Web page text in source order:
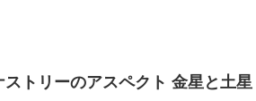
ストリーのアスペクト 金星と土星